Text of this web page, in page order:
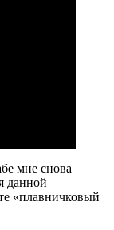
мне снова
данной
«плавничковый